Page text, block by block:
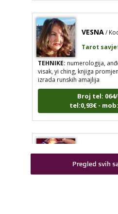
VESNA /
Tarot
TEHNIKE:numerologija,
visak, yi ching, knjiga
izrada runskih amajlija
Broj tel: 064/
tel:0,93€ -
Tarot
Pregled svih